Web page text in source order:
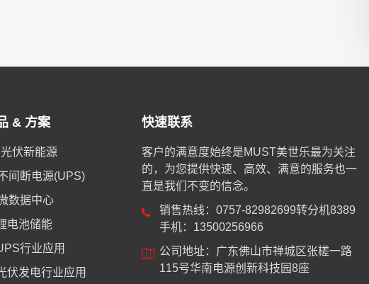
& 方案
光伏新能源
间断电源(UPS)
数据中心
电池储能
行业应用
伏发电行业应用
快速联系
客户的满意度始终是MUST美世乐最为关注
的，为您提供快速、高效、满意的服务也一
直是我们不变的信念。
销售热线：0757-82982699转分机8389
手机：13500256966
公司地址：广东佛山市禅城区张槎一路
115号华南电源创新科技园8座